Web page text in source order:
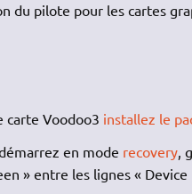
du pilote pour les cartes
carte Voodoo3 installez le
en mode recovery,
» entre les lignes «